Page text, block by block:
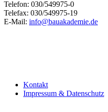
Telefon: 030/549975-0
Telefax: 030/549975-19
E-Mail: info@bauakademie.de
Kontakt
Impressum & Datenschutz